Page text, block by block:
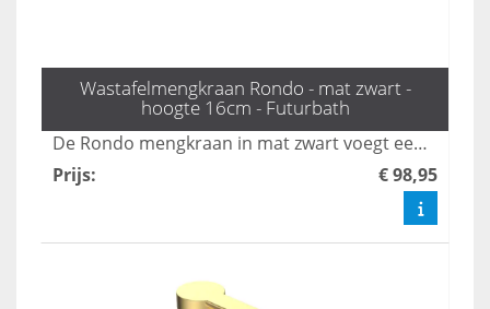
Wastafelmengkraan Rondo - mat zwart -
hoogte 16cm - Futurbath
De Rondo mengkraan in mat zwart voegt een verfijnde touch toe aan elke badkamer. Met een hoogte van 16 cm combineert deze stijlvolle kraan moderne elegantie met tijdloze schoonheid, waardoor het een echte blikvanger is. Verhoog het design van uw badkamer met deze prachtige en functionele toevoeging.
Prijs: € 98,95